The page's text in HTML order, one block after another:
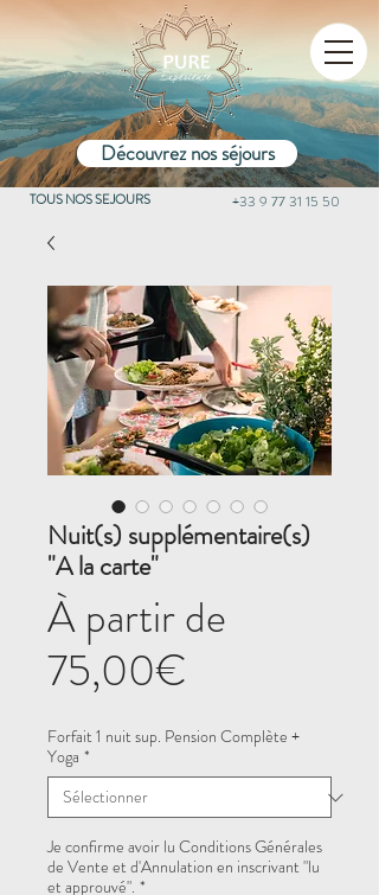
Découvrez nos séjours
+33 9 77 31 15 50
TOUS NOS SEJOURS
Nuit(s) supplémentaire(s)
"A la carte"
À partir de
75,00€
promotionnel
Forfait 1 nuit sup. Pension Complète +
Yoga *
Je confirme avoir lu Conditions Générales
de Vente et d'Annulation en inscrivant "lu
et approuvé". *